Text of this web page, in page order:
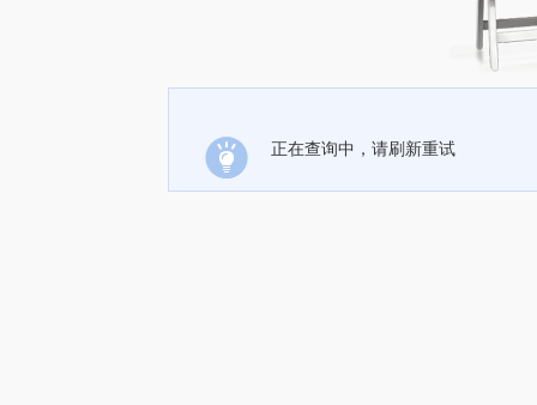
正在查询中，请刷新重试